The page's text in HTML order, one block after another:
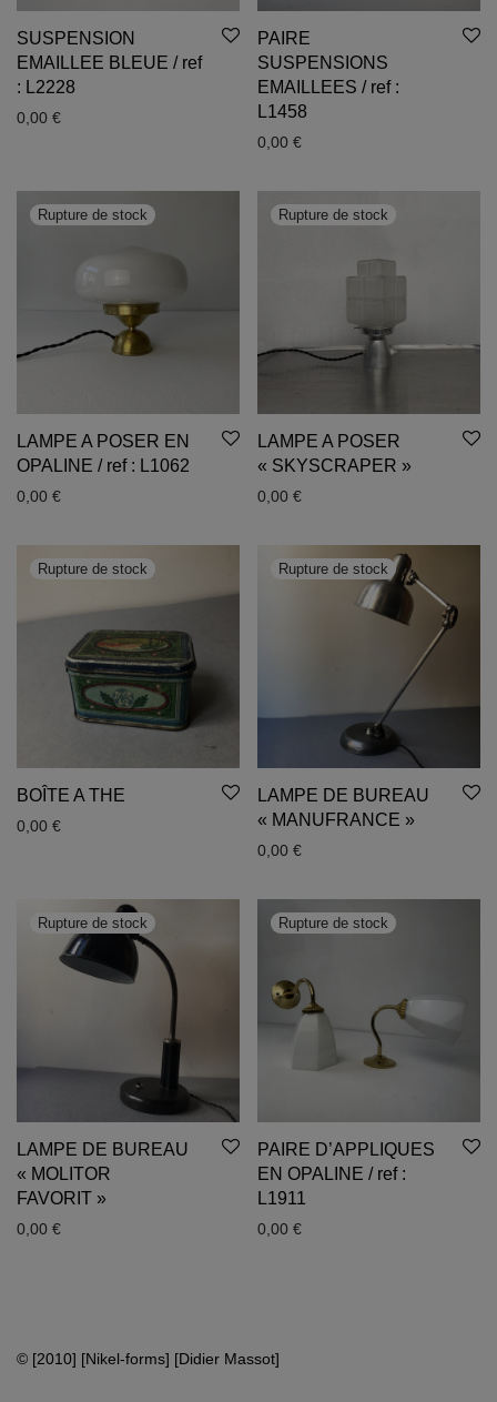
SUSPENSION
EMAILLEE BLEUE / ref
: L2228
0,00 €
PAIRE
SUSPENSIONS
EMAILLEES / ref :
L1458
0,00 €
LAMPE A POSER EN
OPALINE / ref : L1062
0,00 €
LAMPE A POSER
« SKYSCRAPER »
0,00 €
BOÎTE A THE
0,00 €
LAMPE DE BUREAU
« MANUFRANCE »
0,00 €
LAMPE DE BUREAU
« MOLITOR
FAVORIT »
0,00 €
PAIRE D’APPLIQUES
EN OPALINE / ref :
L1911
0,00 €
© [2010] [Nikel-forms] [Didier Massot]